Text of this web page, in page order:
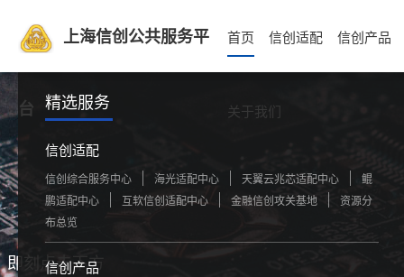
上海信创公共服务平
台
首页 信创适配 信创产品
关于我们
精选服务
信创适配
信创综合服务中心 海光适配中心 天翼云兆芯适配中心
鲲
鹏适配中心
互软信创适配中心 金融信创攻关基地
资源分
布总览
信创产品
刻点击下方